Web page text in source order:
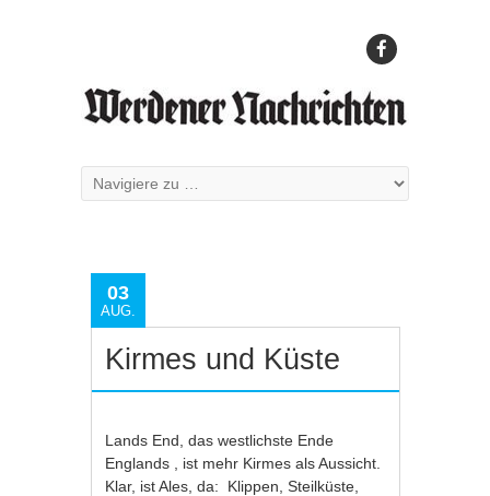
03
AUG.
Kirmes und Küste
Lands End, das westlichste Ende
Englands , ist mehr Kirmes als Aussicht.
Klar, ist Ales, da: Klippen, Steilküste,